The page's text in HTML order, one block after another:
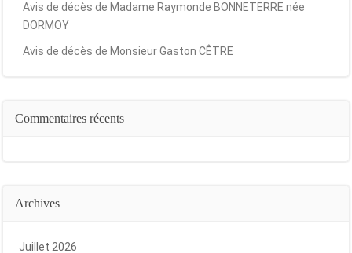
Avis de décès de Madame Raymonde BONNETERRE née
DORMOY
Avis de décès de Monsieur Gaston CÊTRE
Commentaires récents
Archives
Juillet 2026